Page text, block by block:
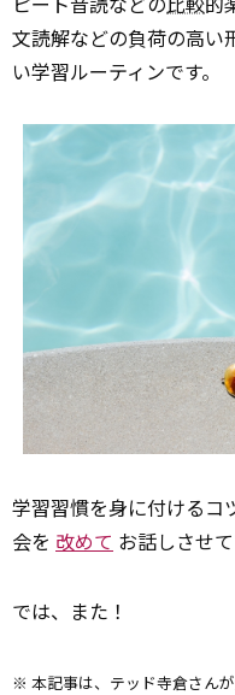
文読解などの負荷の高い
い学習ルーティンです。
学習習慣を身に付けるコ
会を 改めて お話しさせ
では、また！
※ 本記事は、テッド寺倉さん